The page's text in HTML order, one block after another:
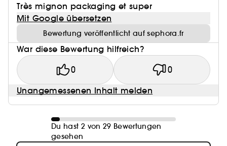
Très mignon packaging et super
Mit Google übersetzen
Bewertung veröffentlicht auf sephora.fr
War diese Bewertung hilfreich?
0 0
Unangemessenen Inhalt melden
Du hast 2 von 29 Bewertungen
gesehen